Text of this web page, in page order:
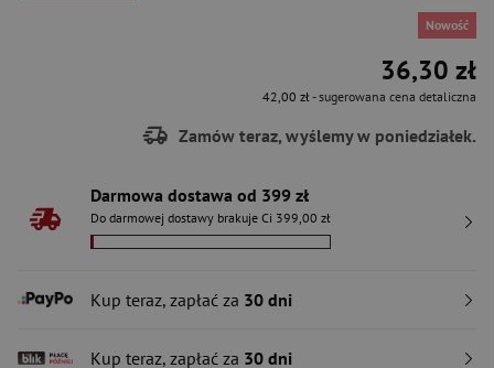
Nowość
36,30 zł
42,00 zł- sugerowana cena detaliczna
Zamów teraz, wyślemy w poniedziałek.
Darmowa dostawa od 399 zł
Do darmowej dostawy brakuje Ci 399,00 zł
Kup teraz, zapłać za 30 dni
Kup teraz, zapłać za 30 dni